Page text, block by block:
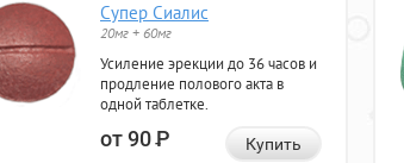
Супер Сиалис
20мг + 60мг
Усиление эрекции до 36 часов и
продление полового акта в
одной таблетке.
от 90Р Купить